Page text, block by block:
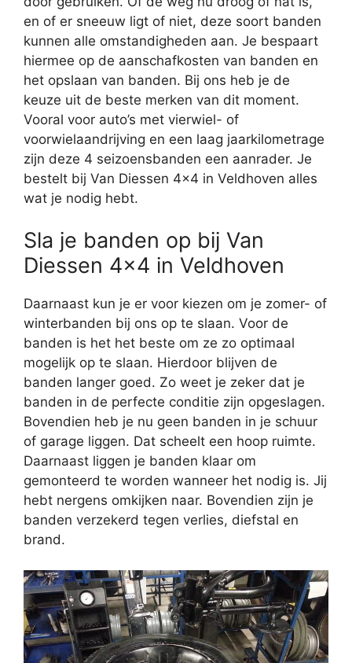
en of er sneeuw ligt of niet, deze soort banden
kunnen alle omstandigheden aan. Je bespaart
hiermee op de aanschafkosten van banden en
het opslaan van banden. Bij ons heb je de
keuze uit de beste merken van dit moment.
Vooral voor auto’s met vierwiel- of
voorwielaandrijving en een laag jaarkilometrage
zijn deze 4 seizoensbanden een aanrader. Je
bestelt bij Van Diessen 4×4 in Veldhoven alles
wat je nodig hebt.
Sla je banden op bij Van
Diessen 4×4 in Veldhoven
Daarnaast kun je er voor kiezen om je zomer- of
winterbanden bij ons op te slaan. Voor de
banden is het het beste om ze zo optimaal
mogelijk op te slaan. Hierdoor blijven de
banden langer goed. Zo weet je zeker dat je
banden in de perfecte conditie zijn opgeslagen.
Bovendien heb je nu geen banden in je schuur
of garage liggen. Dat scheelt een hoop ruimte.
Daarnaast liggen je banden klaar om
gemonteerd te worden wanneer het nodig is. Jij
hebt nergens omkijken naar. Bovendien zijn je
banden verzekerd tegen verlies, diefstal en
brand.